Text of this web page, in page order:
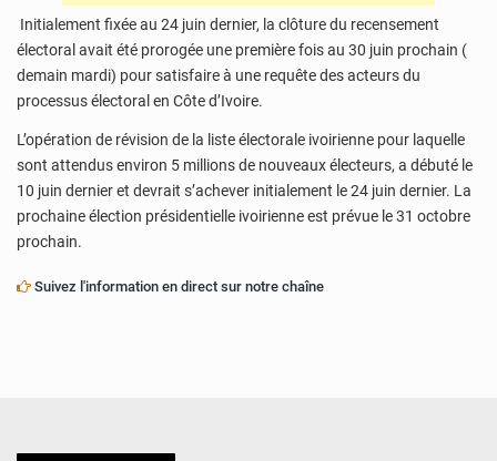
Initialement fixée au 24 juin dernier, la clôture du recensement
électoral avait été prorogée une première fois au 30 juin prochain (
demain mardi) pour satisfaire à une requête des acteurs du
processus électoral en Côte d’Ivoire.
L’opération de révision de la liste électorale ivoirienne pour laquelle
sont attendus environ 5 millions de nouveaux électeurs, a débuté le
10 juin dernier et devrait s’achever initialement le 24 juin dernier. La
prochaine élection présidentielle ivoirienne est prévue le 31 octobre
prochain.
Suivez l'information en direct sur notre chaîne